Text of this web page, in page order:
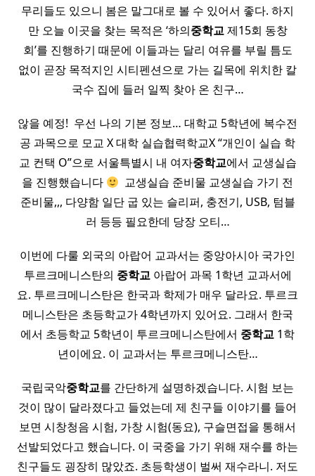
무리들도 있으니 봄은 말그대로 볼 수 있어서 좋다. 하지
만 오늘 이곳을 찾는 목적은 ‘하의중학교제15회 동창
회’를 진행하기 때문에 이들과는 달리 여유를 부릴 틈도
없이 곧장 목적지인 시티펜션으로 가는 길목에 위치한 칼
국수 집에 들러 일찍 찾아 온 친구…
않을 예정! ​ 우선 나의 기본 정보… 대학교 5학년에 복수전
공 과목으로 모교 X 대학 실습협력학교X “개인이 실습 학
교 컨택 O”으로 서울특별시 내 여자중학교에서 교생실습
을 진행했습니다
​ 교생실습 준비물 교생실습 가기 전
준비물,,, 다양함 일단 굽 있는 슬리퍼, 충전기, USB, 텀블
러 등등 필요한데 당장 오티…
이번에 다룰 외국의 아랍어 교과서는 중앙아시아 국가인
투르크메니스탄의 중학교아랍어 과목 1학년 교과서에
요. 투르크메니스탄은 한국과 학제가 매우 달라요. 투르크
메니스탄은 초등학교가 4학년까지 있어요. 그래서 한국
에서 초등학교 5학년이 투르크메니스탄에서 중학교 1학
년이에요. 이 교과서는 투르크메니스탄…
국립국악중학교를 간단하게 설명하겠습니다. 시험 보는
것이 많이 달라졌다고 들었는데 제 친구들 이야기를 들어
보면 시창청음 시험, 가창 시험(동요), 구슬면접을 통해서
선발되었다고 했습니다. 이 국중을 가기 위해 재수를 하는
친구들도 굉장히 많았죠. 초등학생이 벌써 재수라니. 저도